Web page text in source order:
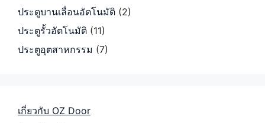
ประตูบานเลื่อนอัตโนมัติ (2)
ประตูรั้วอัตโนมัติ (11)
ประตูอุตสาหกรรม (7)
เกี่ยวกับ OZ Door